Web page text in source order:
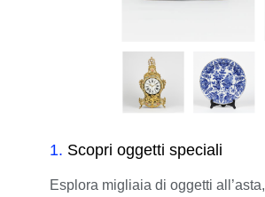
1. Scopri oggetti speciali
Esplora migliaia di oggetti all’asta,